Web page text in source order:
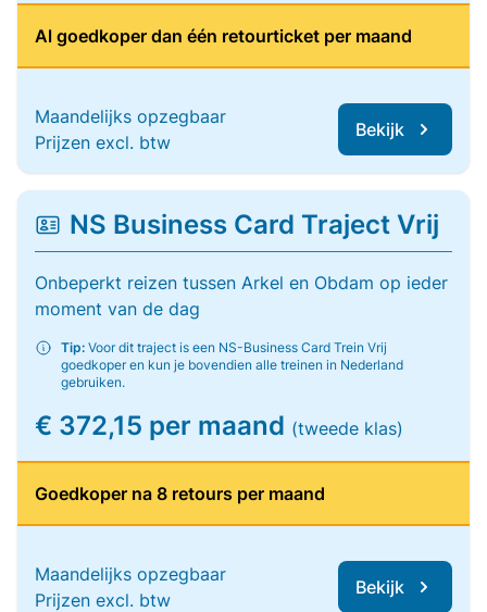
Al goedkoper dan één retourticket per maand
Maandelijks opzegbaar
Prijzen excl. btw
Bekijk
NS Business Card Traject Vrij
Onbeperkt reizen tussen Arkel en Obdam op ieder
moment van de dag
Tip: Voor dit traject is een NS-Business Card Trein Vrij
goedkoper en kun je bovendien alle treinen in Nederland
gebruiken.
€ 372,15 per maand (tweede klas)
Goedkoper na 8 retours per maand
Maandelijks opzegbaar
Prijzen excl. btw
Bekijk